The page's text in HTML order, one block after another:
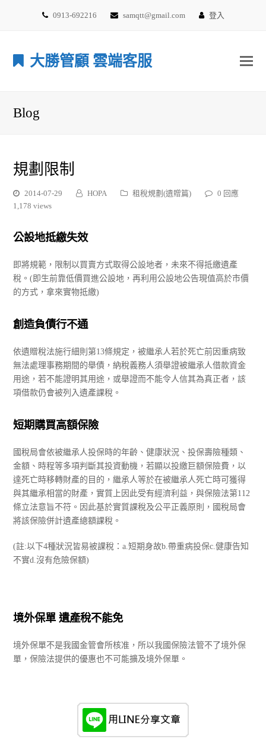
0913-692216 samqtt@gmail.com 登入
大勝管顧 雲端客服
Blog
規劃限制
2014-07-29 HOPA 租稅規劃(遺贈篇)
0 回應
1,178 views
公設地抵繳失效
即將規範，限制以買賣方式取得公設地者，未來不得抵繳遺產
稅。(即生前靠低價買進公設地，再利用公設地公告現值高於市價
的方式，拿來實物抵繳)
創造負債行不通
依遺贈稅法施行細則第13條規定，被繼承人若於死亡前因重病致
無法處理事務期間的舉債，納稅義務人須舉證被繼承人借款資金
用途，若不能證明其用途，或舉證而不能令人信其為真正者，該
項借款仍會被列入遺產課稅。
短期購買高額保險
國稅局會依被繼承人投保時的年齡、健康狀況、投保壽險種類、
金額、時程等多項判斷其投資動機，若顯以投繳巨額保險費，以
達死亡時移轉財產的目的，繼承人等於在被繼承人死亡時可獲得
與其繼承相當的財產，實質上因此受有經濟利益，與保險法第112
條立法意旨不符。因此基於實質課稅及公平正義原則，國稅局會
將該保險併計遺產總額課稅。
(註:以下4種狀況皆易被課稅：a.短期身故b.帶重病投保c.健康告知
不實d.沒有危險保額)
境外保單 遺產稅不能免
境外保單不是我國金管會所核准，所以我國保險法管不了境外保
單，保險法提供的優惠也不可能擴及境外保單。